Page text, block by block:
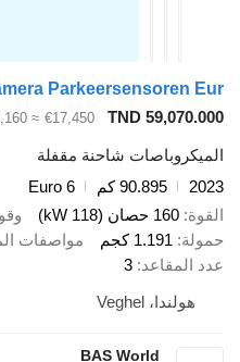
TND
€17,450
≈ $20,160
شاحنة مقفلة
90.895 كم
Euro 6
160 حصان (118 kW) وقود
1.191 كجم مواصفات المحاور
المقاعد 3
هولندا، Veghel
BAS World